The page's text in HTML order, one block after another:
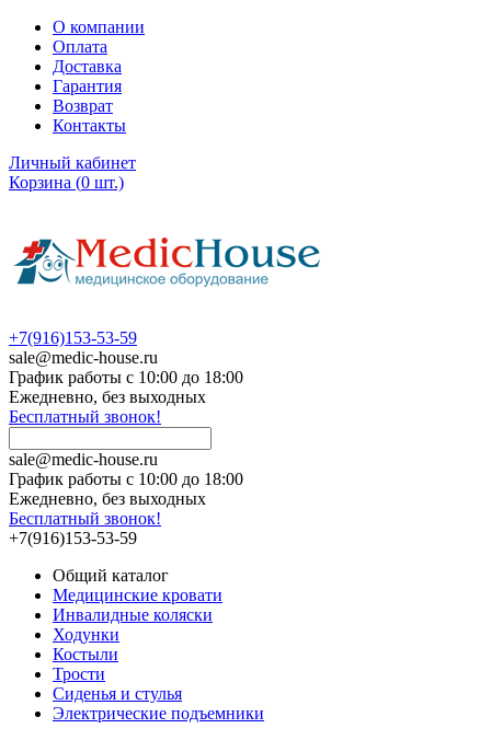
О компании
Оплата
Доставка
Гарантия
Возврат
Контакты
Личный кабинет
Корзина (0 шт.)
+7(916)153-53-59
sale@medic-house.ru
График работы с 10:00 до 18:00
Ежедневно, без выходных
Бесплатный звонок!
sale@medic-house.ru
График работы с 10:00 до 18:00
Ежедневно, без выходных
Бесплатный звонок!
+7(916)153-53-59
Общий каталог
Медицинские кровати
Инвалидные коляски
Ходунки
Костыли
Трости
Сиденья и стулья
Электрические подъемники